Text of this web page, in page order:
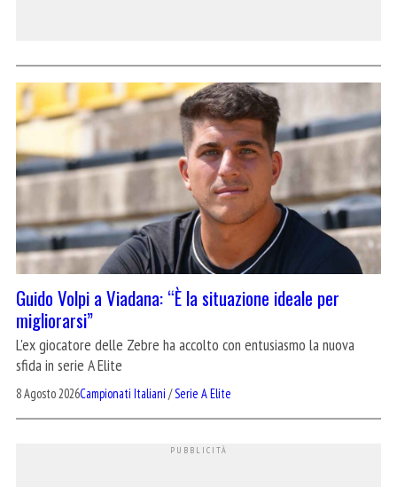
Guido Volpi a Viadana: “È la situazione ideale per
migliorarsi”
L'ex giocatore delle Zebre ha accolto con entusiasmo la nuova
sfida in serie A Elite
8 Agosto 2026Campionati Italiani /Serie A Elite